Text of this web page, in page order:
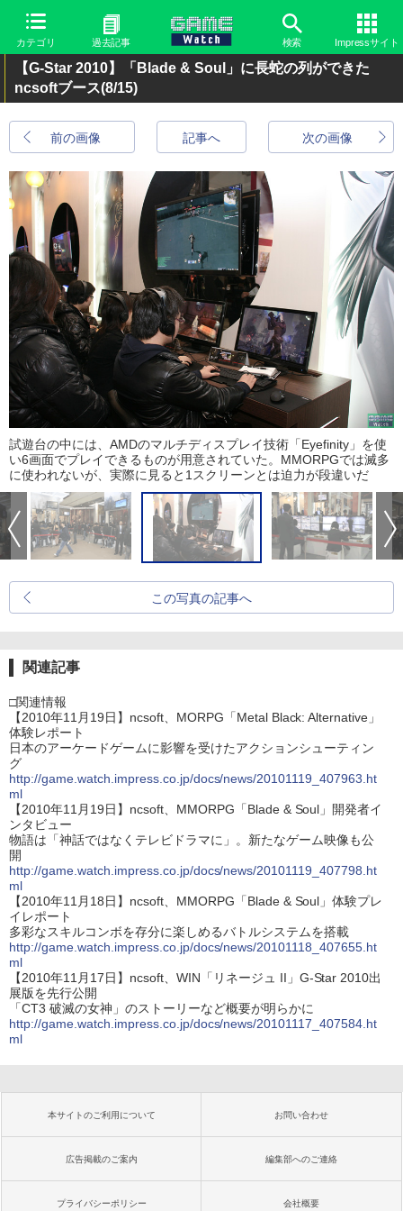
カテゴリ 過去記事 検索 Impressサイト
【G-Star 2010】「Blade & Soul」に長蛇の列ができた
ncsoftブース(8/15)
前の画像 次の画像
記事へ
試遊台の中には、AMDのマルチディスプレイ技術「Eyefinity」を使
い6画面でプレイできるものが用意されていた。MMORPGでは滅多
に使われないが、実際に見ると1スクリーンとは迫力が段違いだ
この写真の記事へ
関連記事
□関連情報
【2010年11月19日】ncsoft、MORPG「Metal Black: Alternative」
体験レポート
日本のアーケードゲームに影響を受けたアクションシューティン
グ
http://game.watch.impress.co.jp/docs/news/20101119_407963.ht
ml
【2010年11月19日】ncsoft、MMORPG「Blade & Soul」開発者イ
ンタビュー
物語は「神話ではなくテレビドラマに」。新たなゲーム映像も公
開
http://game.watch.impress.co.jp/docs/news/20101119_407798.ht
ml
【2010年11月18日】ncsoft、MMORPG「Blade & Soul」体験プレ
イレポート
多彩なスキルコンボを存分に楽しめるバトルシステムを搭載
http://game.watch.impress.co.jp/docs/news/20101118_407655.ht
ml
【2010年11月17日】ncsoft、WIN「リネージュ II」G-Star 2010出
展版を先行公開
「CT3 破滅の女神」のストーリーなど概要が明らかに
http://game.watch.impress.co.jp/docs/news/20101117_407584.ht
ml
本サイトのご利用について お問い合わせ
広告掲載のご案内 編集部へのご連絡
プライバシーポリシー 会社概要